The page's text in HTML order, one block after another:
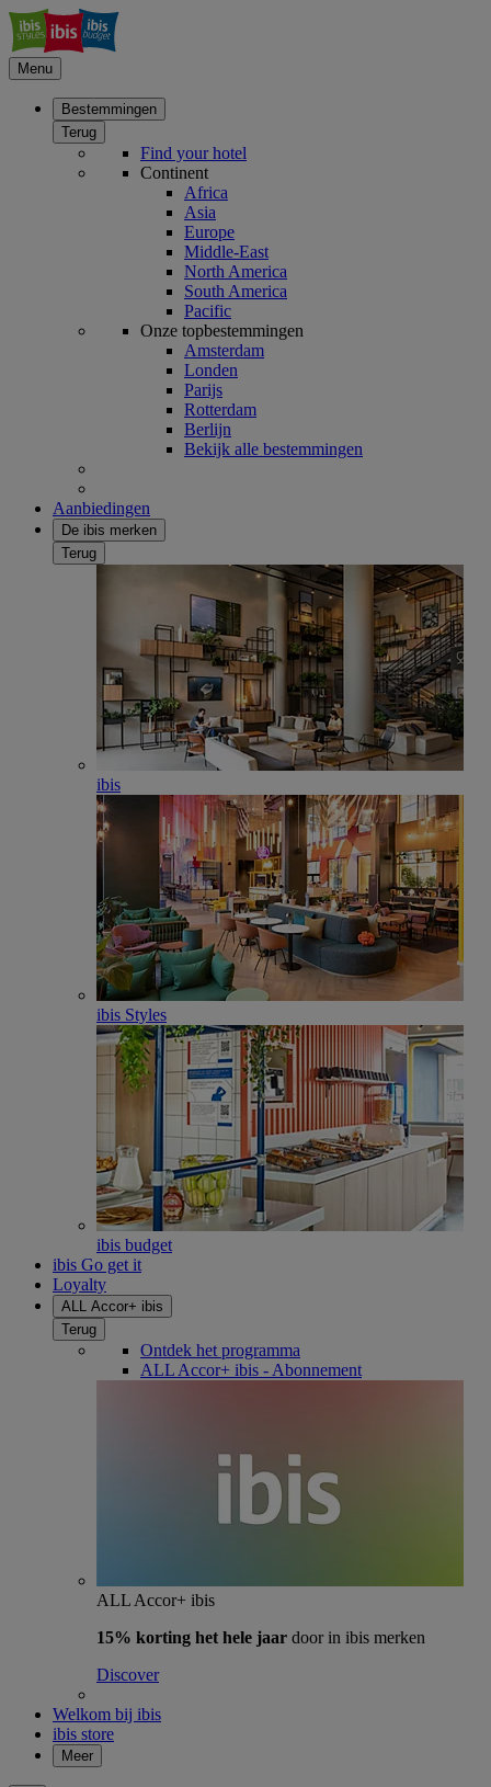
Menu
Bestemmingen
Terug
Find your hotel
Continent
Africa
Asia
Europe
Middle-East
North America
South America
Pacific
Onze topbestemmingen
Amsterdam
Londen
Parijs
Rotterdam
Berlijn
Bekijk alle bestemmingen
Aanbiedingen
De ibis merken
Terug
ibis
ibis Styles
ibis budget
ibis Go get it
Loyalty
ALL Accor+ ibis
Terug
Ontdek het programma
ALL Accor+ ibis - Abonnement
ALL Accor+ ibis
15% korting het hele jaar door in ibis merken
Discover
Welkom bij ibis
ibis store
Meer